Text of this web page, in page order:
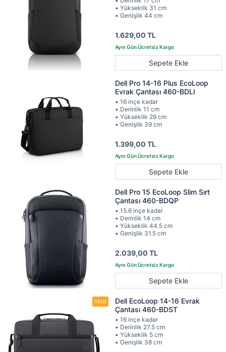
• Yükseklik 31 cm
• Genişlik 44 cm
1.629,00 TL
Sepete Ekle
Dell Pro 14-16 Plus EcoLoop
Evrak Çantası 460-BDLI
• 16 inçe kadar
• Derinlik 11 cm
• Yükseklik 29 cm
• Genişlik 39 cm
1.399,00 TL
Sepete Ekle
Dell Pro 15 EcoLoop Slim Sırt
Çantası 460-BDQP
• 15.6 inçe kadar
• Derinlik 14 cm
• Yükseklik 44.5 cm
• Genişlik 31.5 cm
2.039,00 TL
Sepete Ekle
Dell EcoLoop 14-16 Evrak
Çantası 460-BDST
• 16 inçe kadar
• Derinlik 27.5 cm
• Yükseklik 5 cm
• Genişlik 38 cm